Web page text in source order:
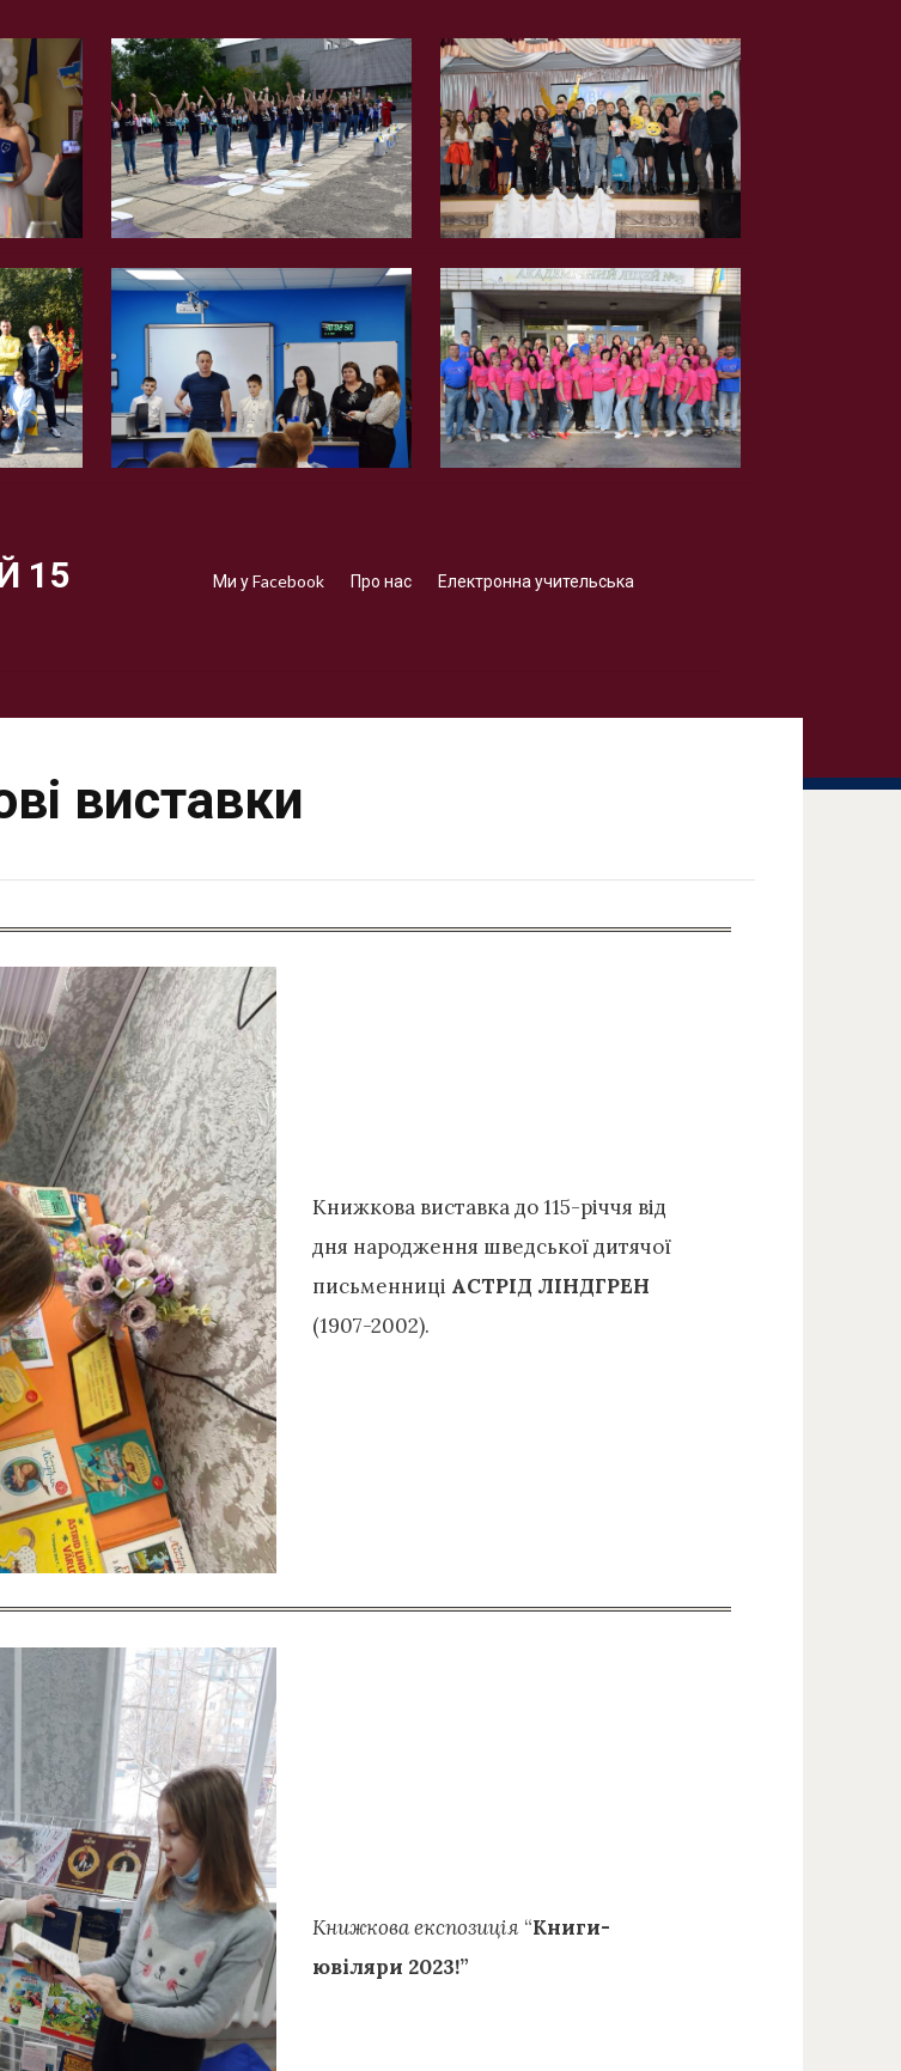
15 Ми у Facebook Про нас Електронна учительська
виставки
Книжкова виставка до 115-річчя від
дня народження шведської дитячої
письменниці АСТРІД ЛІНДГРЕН
(1907-2002).
Книжкова експозиція “Книги-
ювіляри 2023!”